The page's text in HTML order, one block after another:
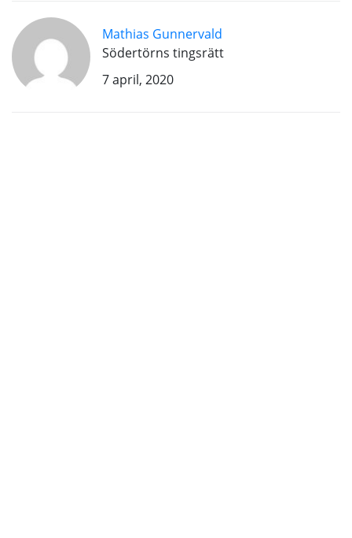
Mathias Gunnervald
Södertörns tingsrätt
7 april, 2020